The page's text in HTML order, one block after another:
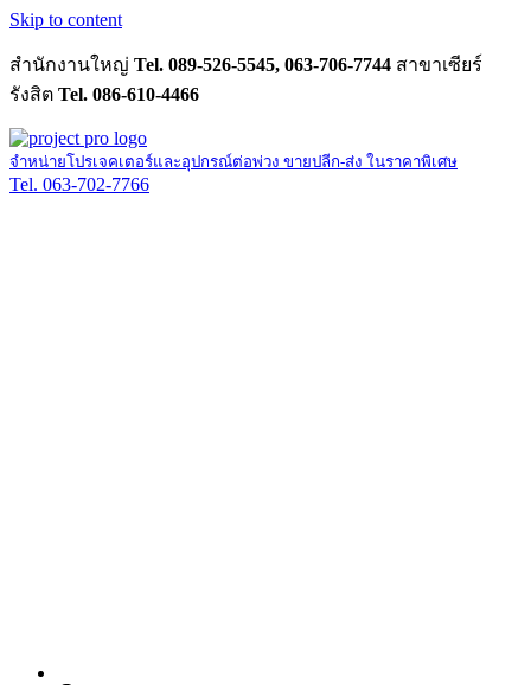
Skip to content
สำนักงานใหญ่ Tel. 089-526-5545, 063-706-7744 สาขาเซียร์
รังสิต Tel. 086-610-4466
จำหน่ายโปรเจคเตอร์และอุปกรณ์ต่อพ่วง ขายปลีก-ส่ง ในราคาพิเศษ
Tel. 063-702-7766